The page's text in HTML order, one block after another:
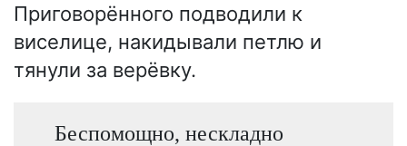
Приговорённого подводили к
виселице, накидывали петлю и
тянули за верёвку.
Беспомощно, нескладно